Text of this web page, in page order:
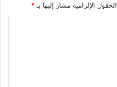
الحقول الإلزامية مشار إليها بـ *